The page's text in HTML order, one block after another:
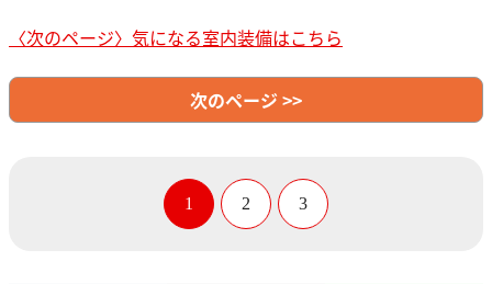
〈次のページ〉気になる室内装備はこちら
次のページ >>
1 2 3